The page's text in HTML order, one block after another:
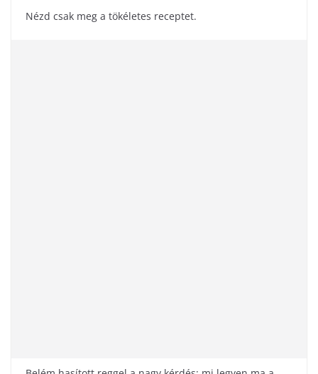
c itt ai ar
Nézd csak meg a tökéletes receptet.